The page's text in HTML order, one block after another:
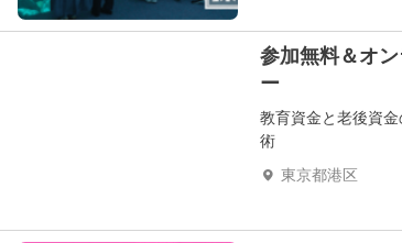
参加無料＆オ
ー
教育資金と老後資
術
東京都港区